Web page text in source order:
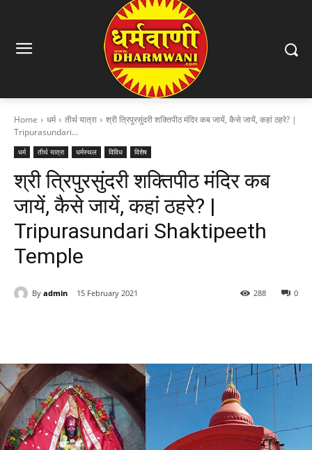
Home धर्म तीर्थ यात्रा
श्री त्रिपुरसुंदरी शक्तिपीठ मंदिर कब जायें, कैसे जायें, कहां ठहरे? |
Tripurasundari...
धर्म तीर्थ यात्रा धर्मस्थल विविध विशेष
श्री त्रिपुरसुंदरी शक्तिपीठ मंदिर कब
जायें, कैसे जायें, कहां ठहरे? |
Tripurasundari Shaktipeeth
Temple
By admin 15 February 2021 0
288